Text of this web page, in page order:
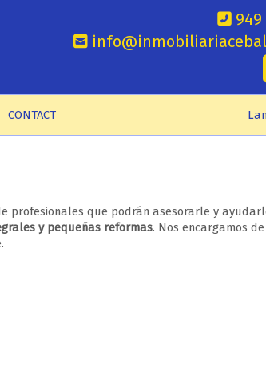
949
CONTACT
que podrán asesorarle y
y pequeñas reformas. Nos encargamos